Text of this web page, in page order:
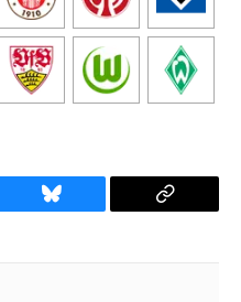
Bluesky
Copy